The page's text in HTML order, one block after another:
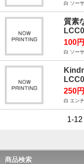
白 ソー
質素
100円
白 ソー
250円
白 エン
1-
商品検索